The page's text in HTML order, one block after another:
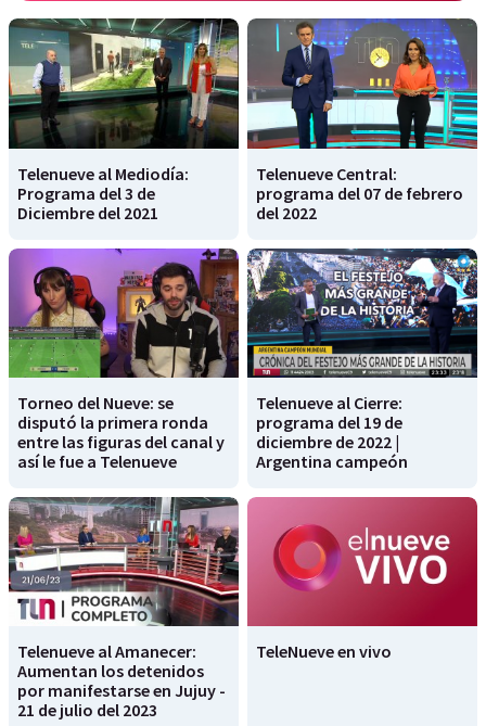
Telenueve al Mediodía:
Programa del 3 de
Diciembre del 2021
Telenueve Central:
programa del 07 de febrero
del 2022
Torneo del Nueve: se
disputó la primera ronda
entre las figuras del canal y
así le fue a Telenueve
Telenueve al Cierre:
programa del 19 de
diciembre de 2022 |
Argentina campeón
Telenueve al Amanecer:
Aumentan los detenidos
por manifestarse en Jujuy -
21 de julio del 2023
TeleNueve en vivo